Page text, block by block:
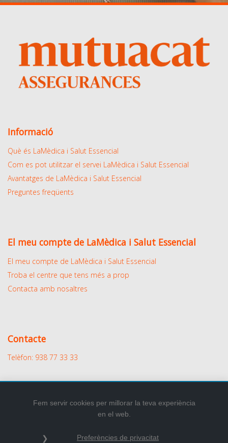
Informació
Què és LaMèdica i Salut Essencial
Com es pot utilitzar el servei LaMèdica i Salut Essencial
Avantatges de LaMèdica i Salut Essencial
Preguntes freqüents
El meu compte de LaMèdica i Salut Essencial
El meu compte de LaMèdica i Salut Essencial
Troba el centre que tens més a prop
Contacta amb nosaltres
Contacte
Telèfon: 938 77 33 33
© Tots els drets reservats.
Fem servir cookies per millorar la teva experiència
en el web.
Preferències de privacitat